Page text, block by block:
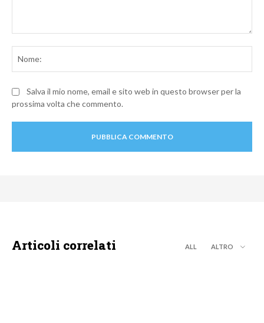
Salva il mio nome, email e sito web in questo browser per la
prossima volta che commento.
Articoli correlati ALL ALTRO